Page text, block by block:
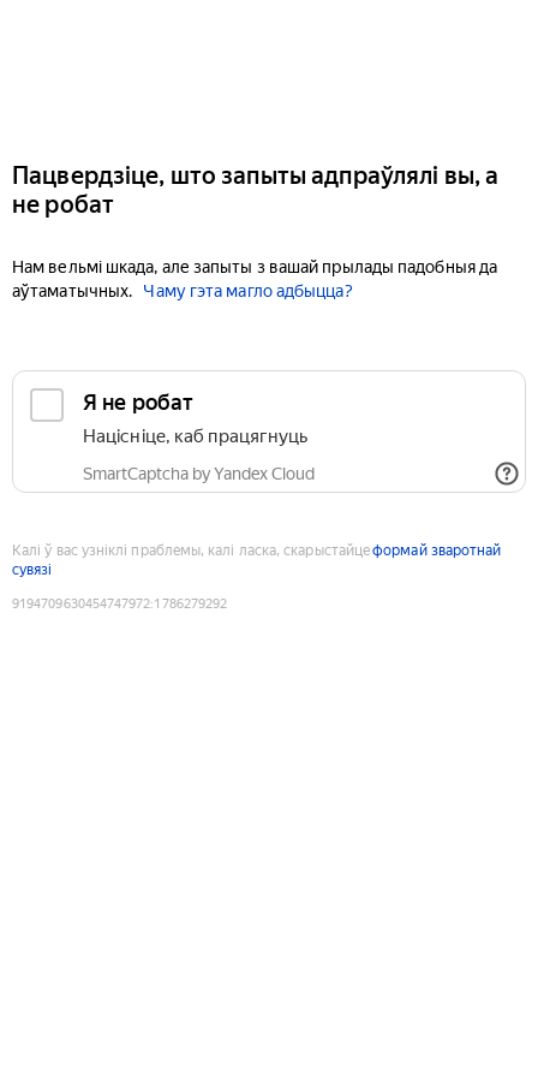
Пацвердзіце, што запыты адпраўлялі вы, а
не робат
Нам вельмі шкада, але запыты з вашай прылады падобныя да
аўтаматычных.
Чаму гэта магло адбыцца?
Я не робат
Націсніце, каб працягнуць
SmartCaptcha by Yandex Cloud
Калі ў вас узніклі праблемы, калі ласка, скарыстайцеформай зваротнай
сувязі
9194709630454747972:1786279292